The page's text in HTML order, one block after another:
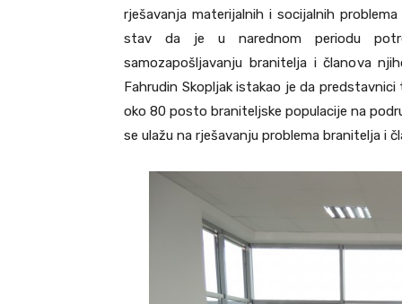
rješavanja materijalnih i socijalnih
stav da je u narednom periodu
samozapošljavanju branitelja i članova
Fahrudin Skopljak istakao je da
oko 80 posto braniteljske populacije na
se ulažu na rješavanju problema branitelja i